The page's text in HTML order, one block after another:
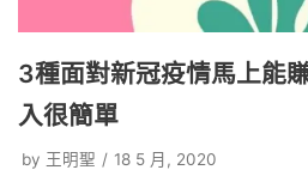
3種面對新冠疫情馬上能
入很簡單
by 王明聖 18 5 月, 2020